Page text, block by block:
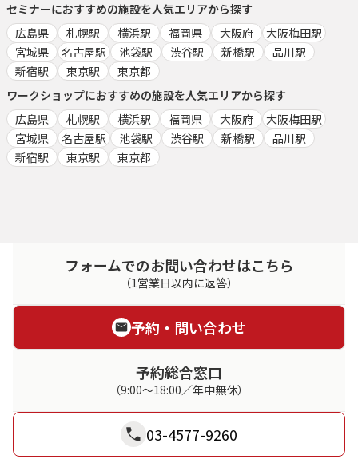
セミナーにおすすめの施設を人気エリアから探す
広島県
札幌駅 横浜駅 福岡県 大阪府
大阪梅田駅
宮城県
名古屋駅 池袋駅 渋谷駅 新橋駅
品川駅
新宿駅
東京駅
東京都
ワークショップにおすすめの施設を人気エリアから探す
広島県
札幌駅 横浜駅 福岡県 大阪府
大阪梅田駅
宮城県
名古屋駅 池袋駅 渋谷駅 新橋駅
品川駅
新宿駅
東京駅 東京都
フォームでのお問い合わせはこちら
（1営業日以内に返答）
予約・問い合わせ
予約総合窓口
（9:00～18:00／年中無休）
03-4577-9260